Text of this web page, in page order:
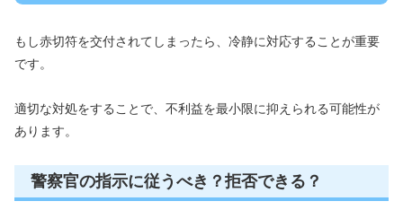
もし赤切符を交付されてしまったら、冷静に対応することが重要
です。
適切な対処をすることで、不利益を最小限に抑えられる可能性が
あります。
警察官の指示に従うべき？拒否できる？